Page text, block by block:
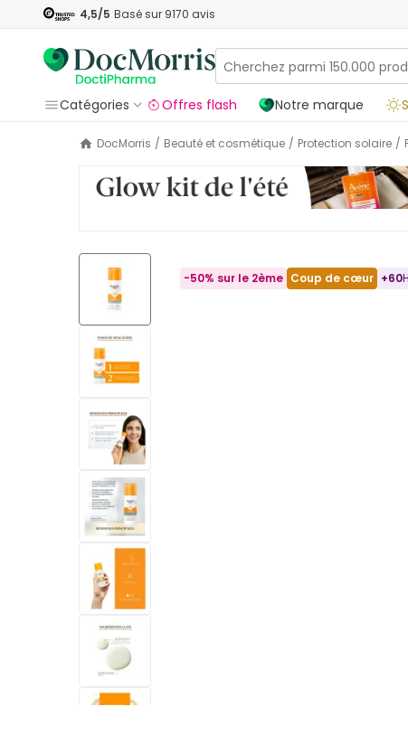
4,5/5 Basé sur 9170 avis
Catégories
Offres flash Notre marque
DocMorris / Beauté et cosmétique / Protection solaire /
-50% sur le 2ème Coup de cœur +60